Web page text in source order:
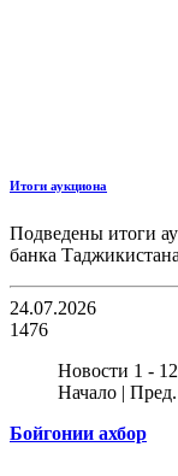
Итоги аукциона
Подведены итоги
банка
24.07.2026
1476
Новости 1 -
Начало | Пред.
Бойгонии ахбор